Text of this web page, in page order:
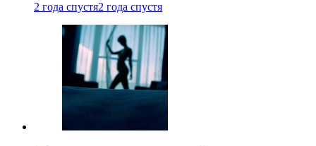
2 года спустя2 года спустя